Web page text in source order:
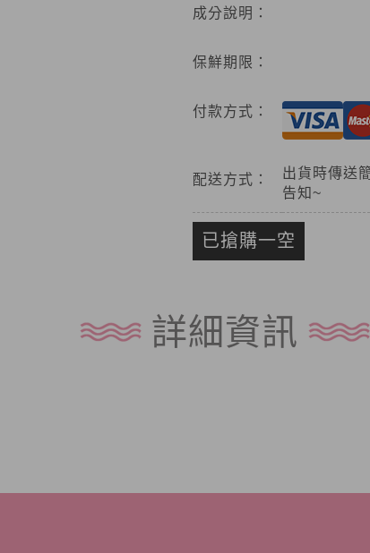
成分說明：
保鮮期限：
付款方式：
配送方式：
出貨時傳送
告知~
已搶購一空
詳細資訊